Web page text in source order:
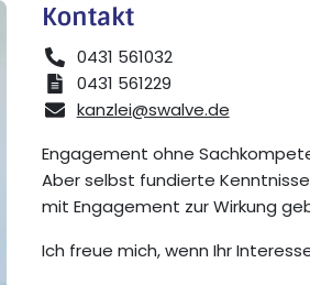
Kontakt
0431 561032
0431 561229
kanzlei@swalve.de
Engagement ohne
Aber selbst fundierte
mit Engagement zur Wirkung
Ich freue mich, wenn Ihr